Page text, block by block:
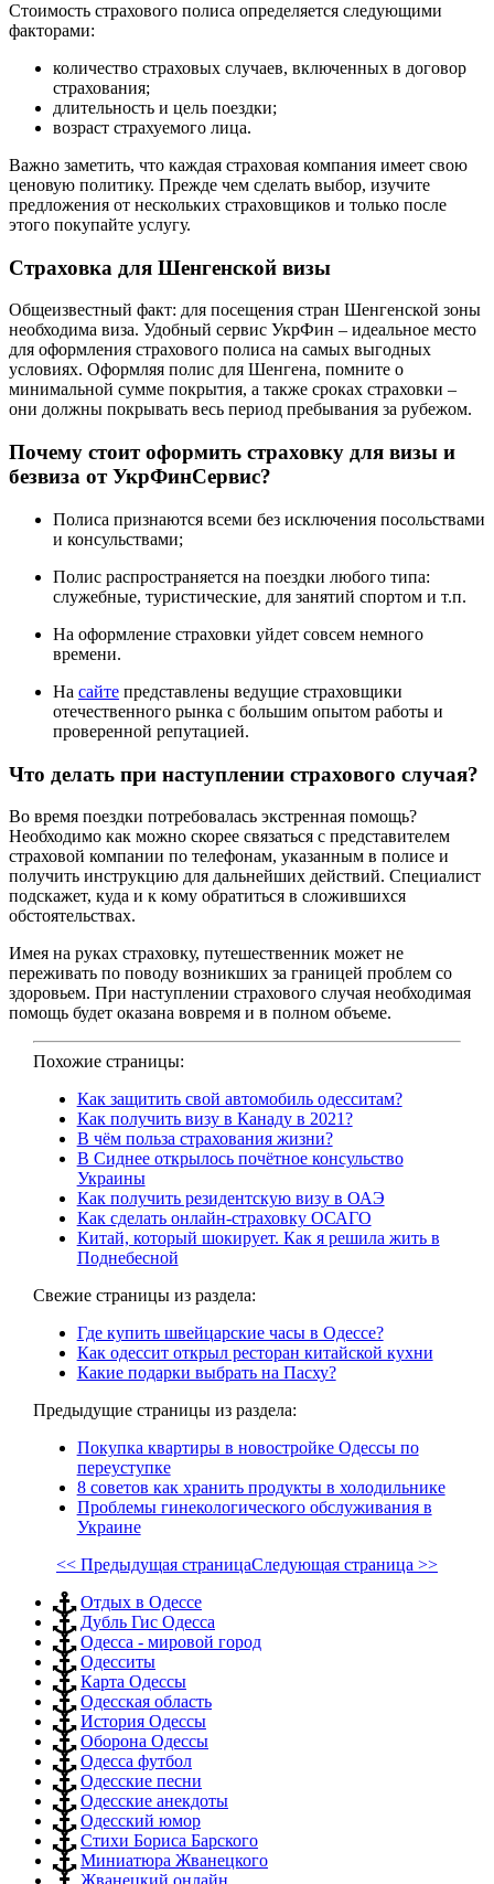
Стоимость страхового полиса определяется следующими
факторами:
количество страховых случаев, включенных в договор
страхования;
длительность и цель поездки;
возраст страхуемого лица.
Важно заметить, что каждая страховая компания имеет свою
ценовую политику. Прежде чем сделать выбор, изучите
предложения от нескольких страховщиков и только после
этого покупайте услугу.
Страховка для Шенгенской визы
Общеизвестный факт: для посещения стран Шенгенской зоны
необходима виза. Удобный сервис УкрФин – идеальное место
для оформления страхового полиса на самых выгодных
условиях. Оформляя полис для Шенгена, помните о
минимальной сумме покрытия, а также сроках страховки –
они должны покрывать весь период пребывания за рубежом.
Почему стоит оформить страховку для визы и
безвиза от УкрФинСервис?
Полиса признаются всеми без исключения посольствами
и консульствами;
Полис распространяется на поездки любого типа:
служебные, туристические, для занятий спортом и т.п.
На оформление страховки уйдет совсем немного
времени.
На сайте представлены ведущие страховщики
отечественного рынка с большим опытом работы и
проверенной репутацией.
Что делать при наступлении страхового случая?
Во время поездки потребовалась экстренная помощь?
Необходимо как можно скорее связаться с представителем
страховой компании по телефонам, указанным в полисе и
получить инструкцию для дальнейших действий. Специалист
подскажет, куда и к кому обратиться в сложившихся
обстоятельствах.
Имея на руках страховку, путешественник может не
переживать по поводу возникших за границей проблем со
здоровьем. При наступлении страхового случая необходимая
помощь будет оказана вовремя и в полном объеме.
Похожие страницы:
Как защитить свой автомобиль одесситам?
Как получить визу в Канаду в 2021?
В чём польза страхования жизни?
В Сиднее открылось почётное консульство
Украины
Как получить резидентскую визу в ОАЭ
Как сделать онлайн-страховку ОСАГО
Китай, который шокирует. Как я решила жить в
Поднебесной
Свежие страницы из раздела:
Где купить швейцарские часы в Одессе?
Как одессит открыл ресторан китайской кухни
Какие подарки выбрать на Пасху?
Предыдущие страницы из раздела:
Покупка квартиры в новостройке Одессы по
переуступке
8 советов как хранить продукты в холодильнике
Проблемы гинекологического обслуживания в
Украине
<< Предыдущая страницаСледующая страница >>
Отдых в Одессе
Дубль Гис Одесса
Одесса - мировой город
Одесситы
Карта Одессы
Одесская область
История Одессы
Оборона Одессы
Одесса футбол
Одесские песни
Одесские анекдоты
Одесский юмор
Стихи Бориса Барского
Миниатюра Жванецкого